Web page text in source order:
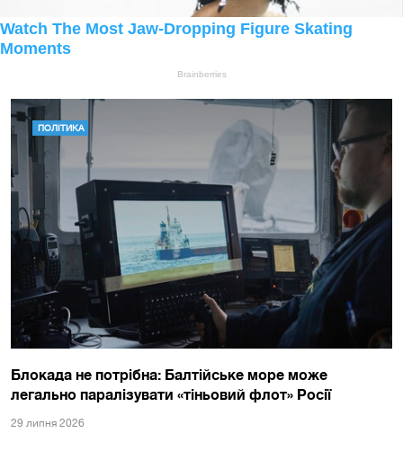
ПОЛІТИКА
Блокада не потрібна: Балтійське море може
легально паралізувати «тіньовий флот» Росії
29 липня 2026